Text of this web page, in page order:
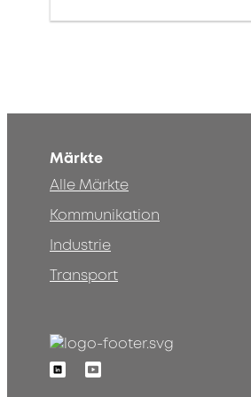
Märkte
Alle Märkte
Kommunikation
Industrie
Transport
LinkedinYoutube